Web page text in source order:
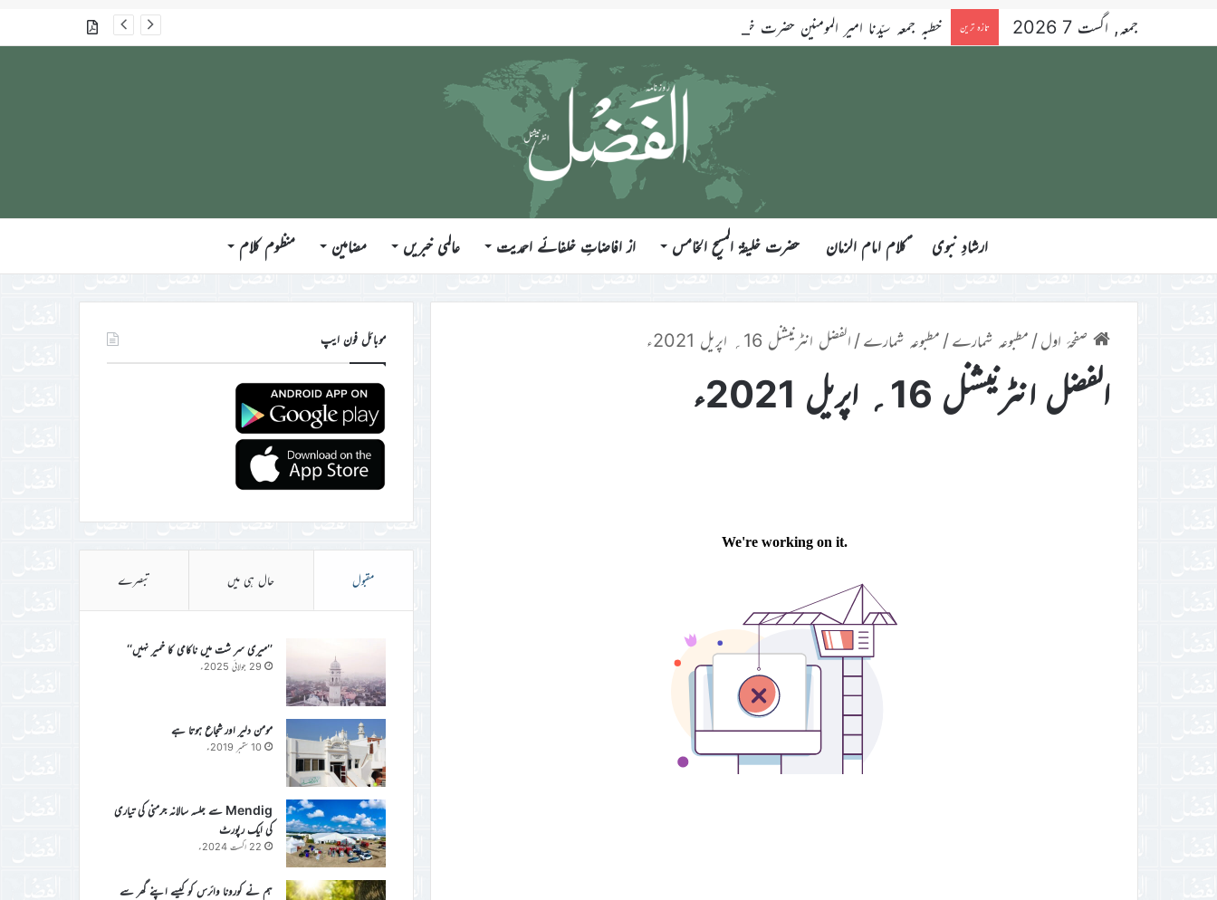
جمعہ, اگست 7 2026 تازہ ترین خطبہ جمعہ سیّدنا امیر المومنین حضرت خلیفۃ المسیح الخامس ایّدہ اللہ تعالیٰ بنصرہ العزیز فرمودہ 17؍جولائی 2026ء گذشتہ شمارے
ارشادِ نبوی ؑکلام امام الزمان حضرت خلیفۃ المسیح الخامس از افاضاتِ خلفائے احمدیت عالمی خبریں مضامین منظوم کلام
صفحۂ اول/ مطبوعہ شمارے/ مطبوعہ شمارے/ الفضل انٹرنیشنل 16؍ اپریل 2021ء
الفضل انٹرنیشنل 16؍ اپریل 2021ء
موبائل فون ایپ
مقبول حال ہی میں تبصرے
’’میری سر شت میں ناکامی کا خمیر نہیں‘‘
29 جولائی 2025ء
مومن دلیر اور شجاع ہوتا ہے
10 ستمبر 2019ء
Mendig سے جلسہ سالانہ جرمنی کی تیاری
کی ایک رپورٹ
22 اگست 2024ء
ہم نے کورونا وائرس کو کیسے اپنے گھر سے